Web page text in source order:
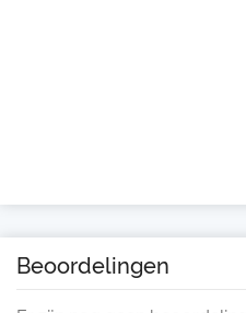
Beoordelingen